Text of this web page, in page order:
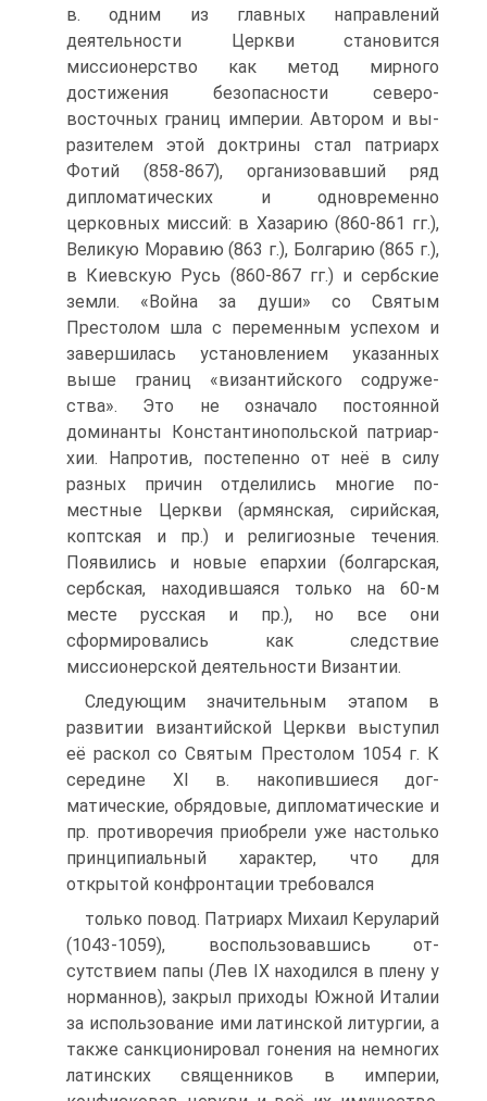
в. одним из главных на­правлений
деятельности Церкви становится
миссионерство как метод мирного
достижения безопасности северо-
восточных границ империи. Автором и вы­
разителем этой доктрины стал патриарх
Фотий (858-867), организовавший ряд
дипломатических и одновременно
церковных миссий: в Хазарию (860-861 гг.),
Великую Моравию (863 г.), Болгарию (865 г.),
в Киевскую Русь (860-867 гг.) и серб­ские
земли. «Война за души» со Святым
Престолом шла с переменным успехом и
завершилась установлением указанных
выше границ «византийского содруже­
ства». Это не означало постоянной
доминанты Константинопольской патриар­
хии. Напротив, постепенно от неё в силу
разных причин отделились многие по­
местные Церкви (армянская, сирийская,
коптская и пр.) и религиозные течения.
Появились и новые епархии (болгарская,
сербская, находившаяся только на 60-м
месте русская и пр.), но все они
сформировались как следствие
миссионерской деятельности Византии.
Следующим значительным этапом в
развитии византийской Церкви высту­пил
её раскол со Святым Престолом 1054 г. К
середине XI в. накопившиеся дог­
матические, обрядовые, дипломатические и
пр. противоречия приобрели уже на­столько
принципиальный характер, что для
открытой конфронтации требовался
только повод. Патриарх Михаил Керуларий
(1043-1059), воспользовавшись от­
сутствием папы (Лев IX находился в плену у
норманнов), закрыл приходы Юж­ной Италии
за использование ими латинской литургии, а
также санкционировал гонения на немногих
латинских священников в империи,